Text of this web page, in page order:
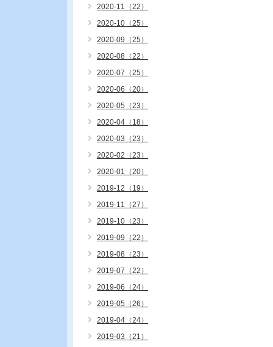
2020-11（22）
2020-10（25）
2020-09（25）
2020-08（22）
2020-07（25）
2020-06（20）
2020-05（23）
2020-04（18）
2020-03（23）
2020-02（23）
2020-01（20）
2019-12（19）
2019-11（27）
2019-10（23）
2019-09（22）
2019-08（23）
2019-07（22）
2019-06（24）
2019-05（26）
2019-04（24）
2019-03（21）